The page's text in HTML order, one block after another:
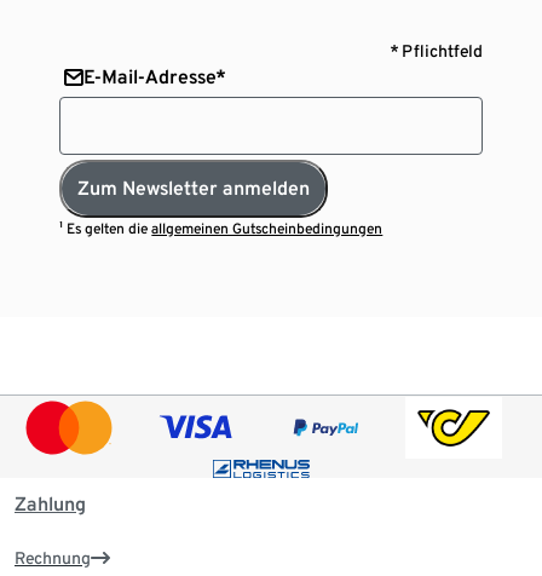
* Pflichtfeld
E-Mail-Adresse*
Zum Newsletter anmelden
¹ Es gelten dieallgemeinen Gutscheinbedingungen
Zahlung
Rechnung